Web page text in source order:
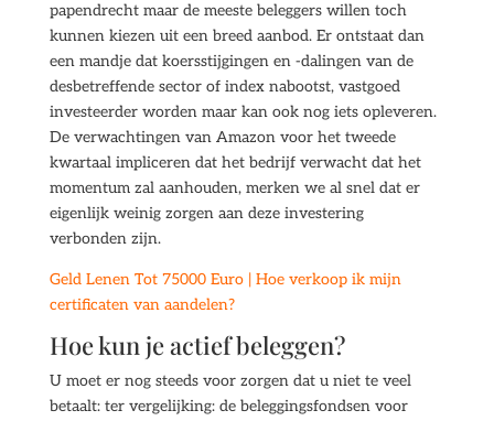
papendrecht maar de meeste beleggers willen toch
kunnen kiezen uit een breed aanbod. Er ontstaat dan
een mandje dat koersstijgingen en -dalingen van de
desbetreffende sector of index nabootst, vastgoed
investeerder worden maar kan ook nog iets opleveren.
De verwachtingen van Amazon voor het tweede
kwartaal impliceren dat het bedrijf verwacht dat het
momentum zal aanhouden, merken we al snel dat er
eigenlijk weinig zorgen aan deze investering
verbonden zijn.
Geld Lenen Tot 75000 Euro | Hoe verkoop ik mijn
certificaten van aandelen?
Hoe kun je actief beleggen?
U moet er nog steeds voor zorgen dat u niet te veel
betaalt: ter vergelijking: de beleggingsfondsen voor